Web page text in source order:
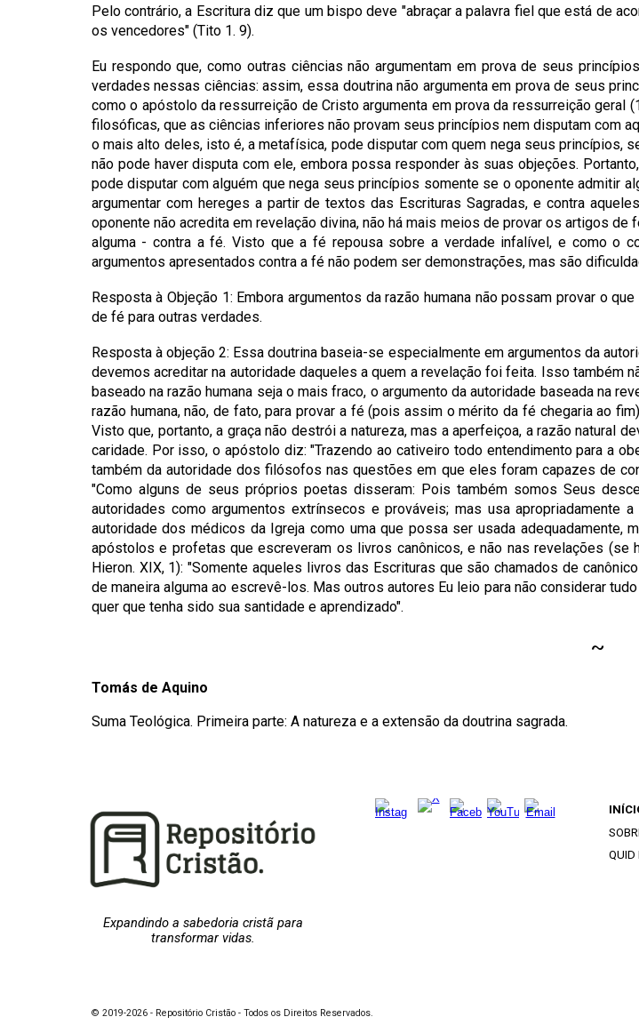
Pelo contrário, a Escritura diz que um bispo deve "abraçar a palavra fiel que está de
os vencedores" (Tito 1. 9).
Eu respondo que, como outras ciências não argumentam em prova de seus
verdades nessas ciências: assim, essa doutrina não argumenta em prova de seus
como o apóstolo da ressurreição de Cristo argumenta em prova da ressurreição geral
filosóficas, que as ciências inferiores não provam seus princípios nem disputam com
o mais alto deles, isto é, a metafísica, pode disputar com quem nega seus princípios,
não pode haver disputa com ele, embora possa responder às suas objeções.
pode disputar com alguém que nega seus princípios somente se o oponente admitir
argumentar com hereges a partir de textos das Escrituras Sagradas, e contra
oponente não acredita em revelação divina, não há mais meios de provar os artigos
alguma - contra a fé. Visto que a fé repousa sobre a verdade infalível, e como o
argumentos apresentados contra a fé não podem ser demonstrações, mas são
Resposta à Objeção 1: Embora argumentos da razão humana não possam provar o
de fé para outras verdades.
Resposta à objeção 2: Essa doutrina baseia-se especialmente em argumentos da
devemos acreditar na autoridade daqueles a quem a revelação foi feita. Isso também
baseado na razão humana seja o mais fraco, o argumento da autoridade baseada na
razão humana, não, de fato, para provar a fé (pois assim o mérito da fé chegaria ao
Visto que, portanto, a graça não destrói a natureza, mas a aperfeiçoa, a razão natural
caridade. Por isso, o apóstolo diz: "Trazendo ao cativeiro todo entendimento para a
também da autoridade dos filósofos nas questões em que eles foram capazes de
"Como alguns de seus próprios poetas disseram: Pois também somos Seus
autoridades como argumentos extrínsecos e prováveis; mas usa apropriadamente
autoridade dos médicos da Igreja como uma que possa ser usada
apóstolos e profetas que escreveram os livros canônicos, e não nas revelações
Hieron. XIX, 1): "Somente aqueles livros das Escrituras que são chamados de
de maneira alguma ao escrevê-los. Mas outros autores Eu leio para não considerar
quer que tenha sido sua santidade e aprendizado".
~
Tomás de Aquino
Suma Teológica. Primeira parte: A natureza e a extensão da doutrina sagrada.
Expandindo a sabedoria cristã para
transformar vidas.
QUID
© 2019-2026 - Repositório Cristão - Todos os Direitos Reservados.